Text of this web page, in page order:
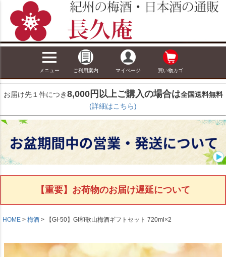
メニュー ご利用案内 マイページ 買い物カゴ
お届け先１件につき8,000円以上ご購入の場合は全国送料無料
(詳細はこちら)
【重要】お荷物のお届け遅延について
HOME 梅酒 【GI-50】GI和歌山梅酒ギフトセット 720ml×2